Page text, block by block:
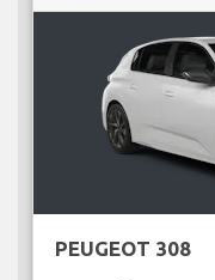
PEUGEOT 308